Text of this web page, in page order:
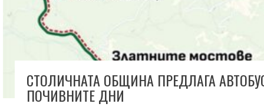
СТОЛИЧНАТА ОБЩИНА ПРЕДЛАГА
ПОЧИВНИТЕ ДНИ